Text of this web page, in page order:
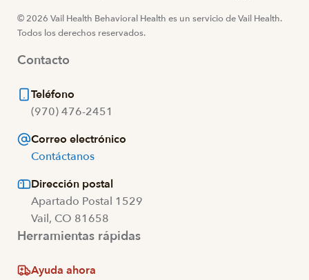
© 2026 Vail Health Behavioral Health es un servicio de Vail Health.
Todos los derechos reservados.
Contacto
Teléfono
(970) 476-2451
Correo electrónico
Contáctanos
Dirección postal
Apartado Postal 1529
Vail, CO 81658
Herramientas rápidas
Ayuda ahora